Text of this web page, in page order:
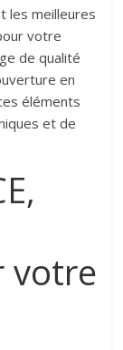
les meilleures
votre
de qualité
en
éléments
et de
votre